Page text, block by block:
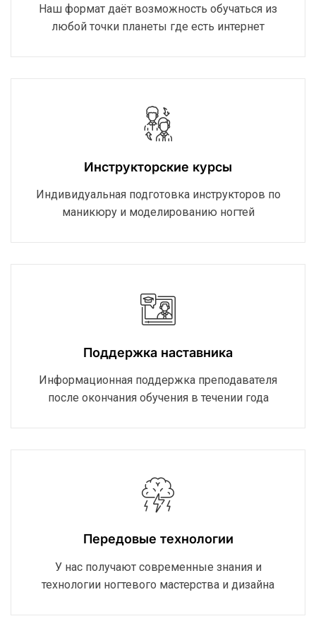
Наш формат даёт возможность обучаться из
любой точки планеты где есть интернет
Инструкторские курсы
Индивидуальная подготовка инструкторов по
маникюру и моделированию ногтей
Поддержка наставника
Информационная поддержка преподавателя
после окончания обучения в течении года
Передовые технологии
У нас получают современные знания и
технологии ногтевого мастерства и дизайна